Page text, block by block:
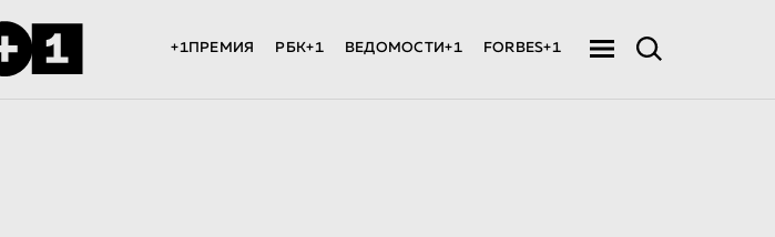
+1ПРЕМИЯ РБК+1 ВЕДОМОСТИ+1 FORBES+1